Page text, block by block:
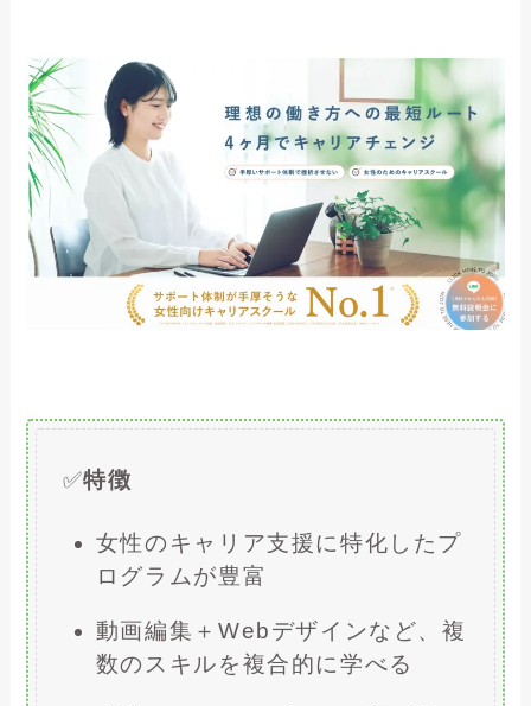
✅特徴
女性のキャリア支援に特化したプ
ログラムが豊富
動画編集＋Webデザインなど、複
数のスキルを複合的に学べる